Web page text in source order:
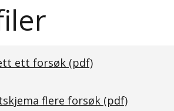
ett forsøk (pdf)
flere forsøk (pdf)